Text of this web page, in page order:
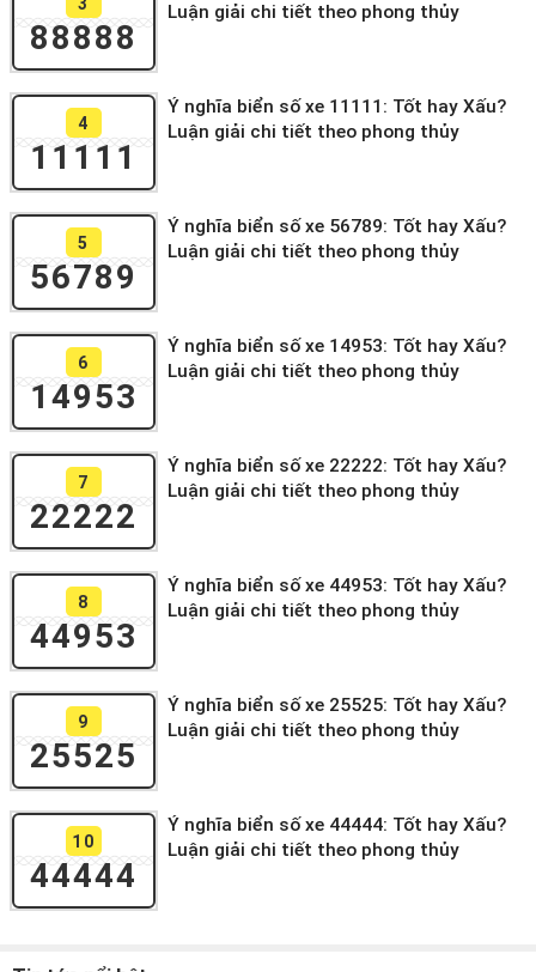
88888
Luận giải chi tiết theo phong thủy
4
11111
Ý nghĩa biển số xe 11111: Tốt hay Xấu?
Luận giải chi tiết theo phong thủy
5
56789
Ý nghĩa biển số xe 56789: Tốt hay Xấu?
Luận giải chi tiết theo phong thủy
6
14953
Ý nghĩa biển số xe 14953: Tốt hay Xấu?
Luận giải chi tiết theo phong thủy
7
22222
Ý nghĩa biển số xe 22222: Tốt hay Xấu?
Luận giải chi tiết theo phong thủy
8
44953
Ý nghĩa biển số xe 44953: Tốt hay Xấu?
Luận giải chi tiết theo phong thủy
9
25525
Ý nghĩa biển số xe 25525: Tốt hay Xấu?
Luận giải chi tiết theo phong thủy
10
44444
Ý nghĩa biển số xe 44444: Tốt hay Xấu?
Luận giải chi tiết theo phong thủy